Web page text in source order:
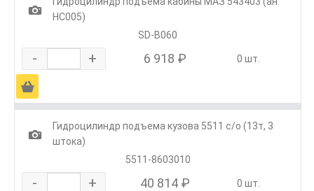
1
HC005)
SD-B060
- + 6 918 ₽ 0 шт.
Ä
1
Гидроцилиндр подъема кузова 5511 с/о (13т, 3
штока)
5511-8603010
- + 40 814 ₽ 0 шт.